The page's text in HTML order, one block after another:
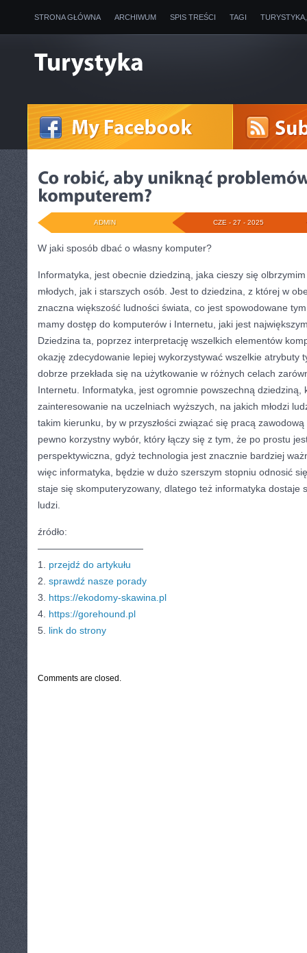
STRONA GŁÓWNA ARCHIWUM SPIS TREŚCI TAGI
CZE - 27 - 2025
ADMIN
W jaki sposób dbać o własny komputer?
Informatyka, jest obecnie dziedziną, jaka cieszy się
młodych, jak i starszych osób. Jest to dziedzina, z której w
znaczna większość ludności świata, co jest spowodowane
mamy dostęp do komputerów i Internetu, jaki jest
Dziedzina ta, poprzez interpretację wszelkich elementów
okazję zdecydowanie lepiej wykorzystywać wszelkie atrybuty
dobrze przekłada się na użytkowanie w różnych celach
Internetu. Informatyka, jest ogromnie powszechną dziedziną,
zainteresowanie na uczelniach wyższych, na jakich młodzi
takim kierunku, by w przyszłości związać się pracą
pewno korzystny wybór, który łączy się z tym, że po prostu
perspektywiczna, gdyż technologia jest znacznie bardziej
więc informatyka, będzie w dużo szerszym stopniu odnosić
staje się skomputeryzowany, dlatego też informatyka dostaje
ludzi.
źródło:
———————————
1. przejdź do artykułu
2. sprawdź nasze porady
3. https://ekodomy-skawina.pl
4. https://gorehound.pl
5. link do strony
Comments are closed.